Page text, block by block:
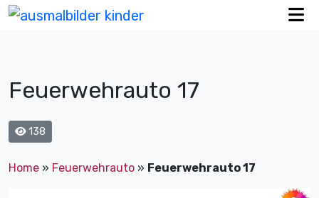
Feuerwehrauto 17
138
Home » Feuerwehrauto » Feuerwehrauto 17